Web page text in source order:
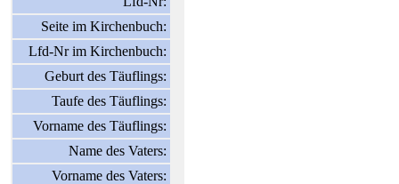
Seite im Kirchenbuch:
Lfd-Nr im Kirchenbuch:
Geburt des Täuflings:
Taufe des Täuflings:
Vorname des Täuflings:
Name des Vaters:
Vorname des Vaters: